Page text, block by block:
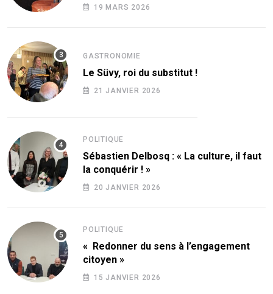
par le sucre ! »
19 MARS 2026
GASTRONOMIE
Le Süvy, roi du substitut !
21 JANVIER 2026
POLITIQUE
Sébastien Delbosq : « La culture, il faut
la conquérir ! »
20 JANVIER 2026
POLITIQUE
« Redonner du sens à l’engagement
citoyen »
15 JANVIER 2026